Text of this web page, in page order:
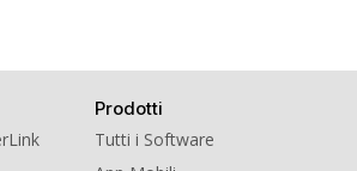
Prodotti
Tutti i Software